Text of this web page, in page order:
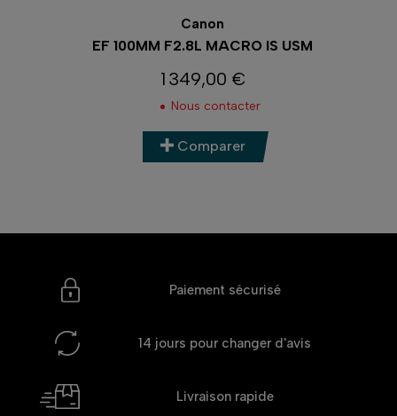
Canon
EF 100MM F2.8L MACRO IS USM
Prix
1 349,00 €
Nous contacter
Comparer
Paiement sécurisé
14 jours pour changer d'avis
Livraison rapide